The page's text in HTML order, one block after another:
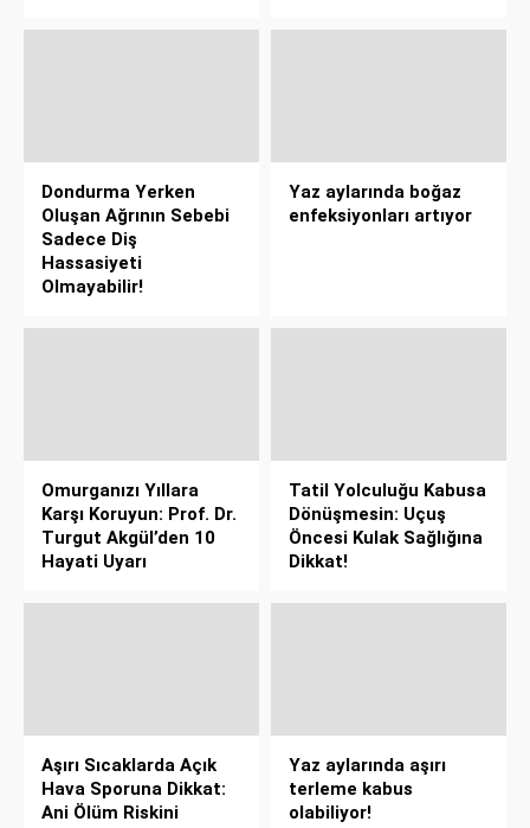
Dondurma Yerken
Oluşan Ağrının Sebebi
Sadece Diş
Hassasiyeti
Olmayabilir!
Yaz aylarında boğaz
enfeksiyonları artıyor
Omurganızı Yıllara
Karşı Koruyun: Prof. Dr.
Turgut Akgül’den 10
Hayati Uyarı
Tatil Yolculuğu Kabusa
Dönüşmesin: Uçuş
Öncesi Kulak Sağlığına
Dikkat!
Aşırı Sıcaklarda Açık
Hava Sporuna Dikkat:
Ani Ölüm Riskini
Yaz aylarında aşırı
terleme kabus
olabiliyor!